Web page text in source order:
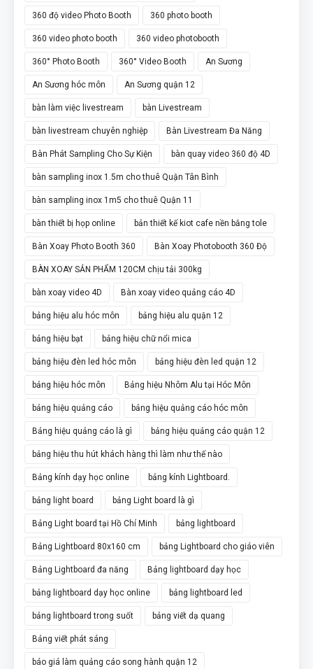
360 độ video Photo Booth 360 photo booth
360 video photo booth 360 video photobooth
360° Photo Booth 360° Video Booth An Sương
An Sương hóc môn An Sương quận 12
bàn làm việc livestream bàn Livestream
bàn livestream chuyên nghiệp Bàn Livestream Đa Năng
Bàn Phát Sampling Cho Sự Kiện bàn quay video 360 độ 4D
bàn sampling inox 1.5m cho thuê Quận Tân Bình
bàn sampling inox 1m5 cho thuê Quận 11
bàn thiết bị họp online bản thiết kế kiot cafe nền bằng tole
Bàn Xoay Photo Booth 360 Bàn Xoay Photobooth 360 Độ
BÀN XOAY SẢN PHẨM 120CM chịu tải 300kg
bàn xoay video 4D Bàn xoay video quảng cáo 4D
bảng hiệu alu hóc môn bảng hiệu alu quận 12
bảng hiệu bạt bảng hiệu chữ nổi mica
bảng hiệu đèn led hóc môn bảng hiệu đèn led quận 12
bảng hiệu hóc môn Bảng hiệu Nhôm Alu tại Hóc Môn
bảng hiệu quảng cáo bảng hiệu quảng cáo hóc môn
Bảng hiệu quảng cáo là gì bảng hiệu quảng cáo quận 12
bảng hiệu thu hút khách hàng thì làm như thế nào
Bảng kính dạy học online bảng kính Lightboard.
bảng light board bảng Light board là gì
Bảng Light board tại Hồ Chí Minh bảng lightboard
Bảng Lightboard 80x160 cm bảng Lightboard cho giáo viên
Bảng Lightboard đa năng Bảng lightboard dạy học
bảng lightboard dạy học online bảng lightboard led
bảng lightboard trong suốt bảng viết dạ quang
Bảng viết phát sáng
báo giá làm quảng cáo song hành quận 12